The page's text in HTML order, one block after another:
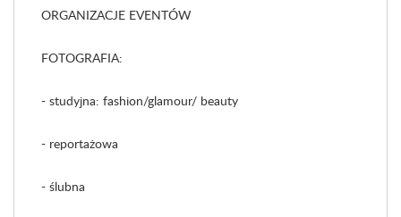
ORGANIZACJE EVENTÓW
FOTOGRAFIA:
- studyjna: fashion/glamour/ beauty
- reportażowa
- ślubna